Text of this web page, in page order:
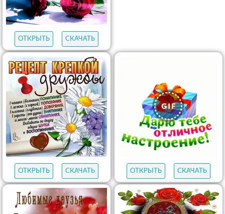
ОТКРЫТЬ СКАЧАТЬ
ОТКРЫТЬ СКАЧАТЬ ОТКРЫТЬ СКАЧАТЬ